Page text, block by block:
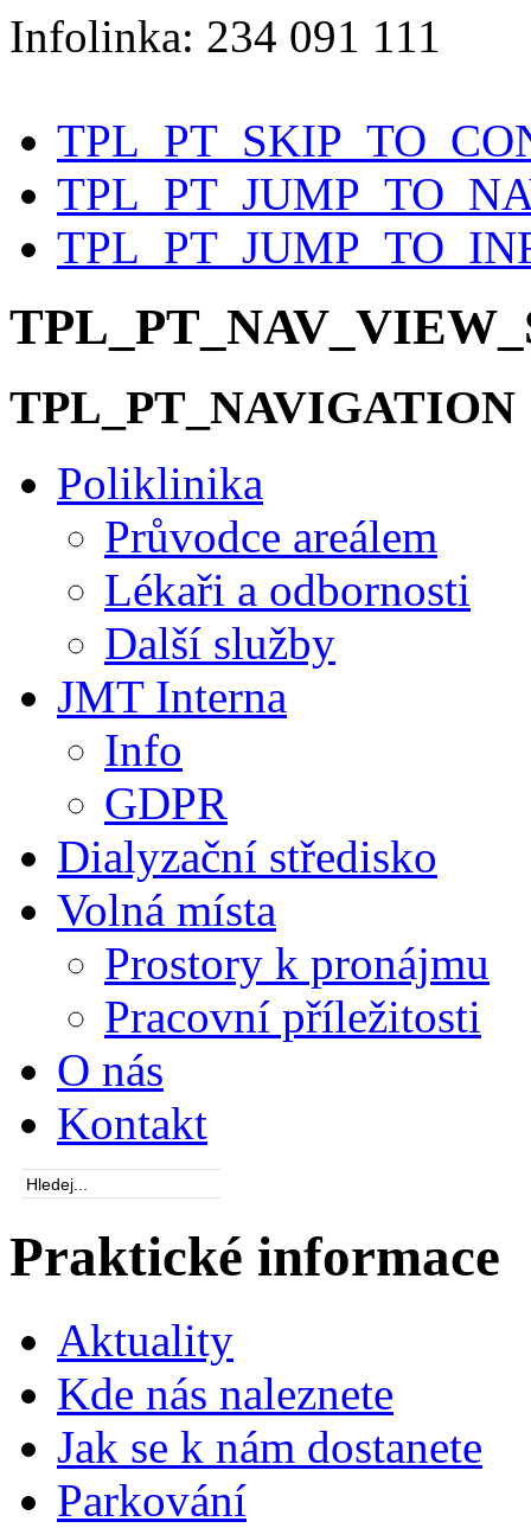
Infolinka: 234 091 111
TPL_PT_NAVIGATION
Poliklinika
Průvodce areálem
Lékaři a odbornosti
Další služby
JMT Interna
Info
GDPR
Dialyzační středisko
Volná místa
Prostory k pronájmu
Pracovní příležitosti
O nás
Kontakt
Praktické informace
Aktuality
Kde nás naleznete
Jak se k nám dostanete
Parkování